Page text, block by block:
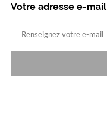
Votre adresse e-mail